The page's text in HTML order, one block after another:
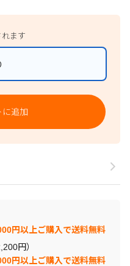
ます
に追加
円以上ご購入で送料無料
円）
円以上ご購入で送料無料